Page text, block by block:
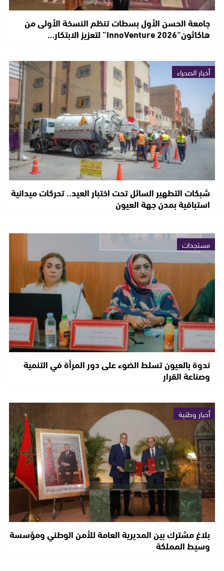
جامعة الحسن الأول بسطات تنظم النسخة الأولى من
هاكاثون“InnoVenture 2026” لتعزيز الابتكار…
أخبار الصحراء
شبكات التطهير السائل تحت اختبار العيد.. تحركات ميدانية
استباقية بمدن جهة العيون
مستجدات
ندوة بالعيون تسلط الضوء على دور المرأة في التنمية
وصناعة القرار
أخبار وطنية
بلاغ مشترك بين المديرية العامة للأمن الوطني ومؤسسة
وسيط المملكة